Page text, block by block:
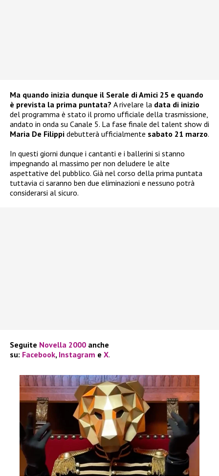
Ma quando inizia dunque il Serale di Amici 25 e quando
è prevista la prima puntata? A rivelare la data di inizio
del programma è stato il promo ufficiale della trasmissione,
andato in onda su Canale 5. La fase finale del talent show di
Maria De Filippi debutterà ufficialmente sabato 21 marzo.
In questi giorni dunque i cantanti e i ballerini si stanno
impegnando al massimo per non deludere le alte
aspettative del pubblico. Già nel corso della prima puntata
tuttavia ci saranno ben due eliminazioni e nessuno potrà
considerarsi al sicuro.
Seguite Novella 2000 anche
su: Facebook, Instagram e X.